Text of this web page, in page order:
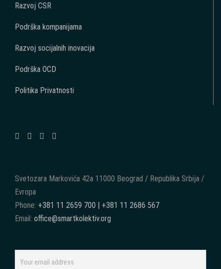
Razvoj CSR
Podrška kompanijama
Razvoj socijalnih inovacija
Podrška OCD
Politika Privatnosti
Svetozara Markovića 42a 11000 Beograd / Republika Srbija /
Evropa
Phone: +381 11 2659 700 | +381 11 2686 567
Email: office@smartkolektiv.org